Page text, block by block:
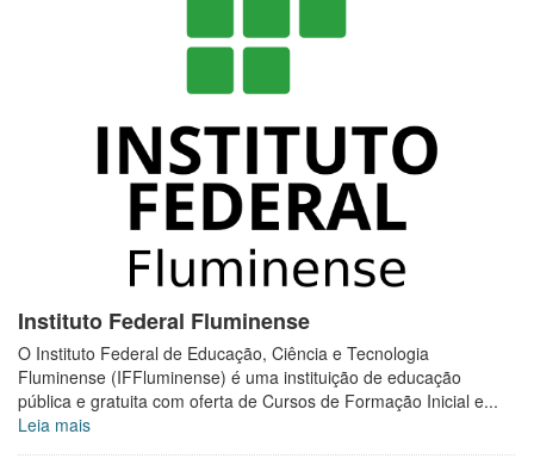
Instituto Federal Fluminense
O Instituto Federal de Educação, Ciência e Tecnologia
Fluminense (IFFluminense) é uma instituição de educação
pública e gratuita com oferta de Cursos de Formação Inicial e...
Leia mais